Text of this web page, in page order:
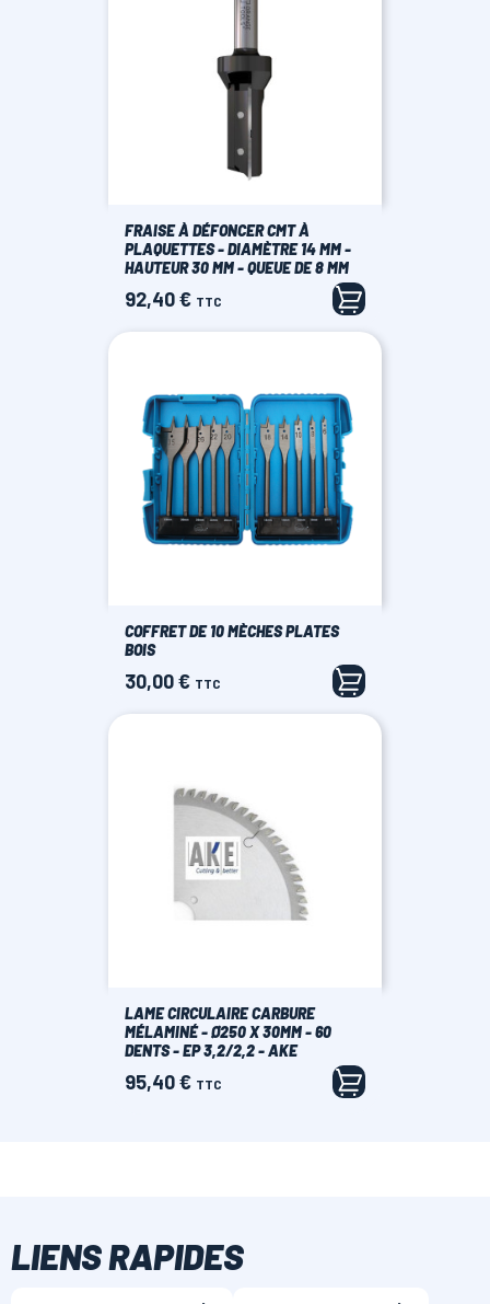
FRAISE À DÉFONCER CMT À
PLAQUETTES - DIAMÈTRE 14 MM -
HAUTEUR 30 MM - QUEUE DE 8 MM
Prix
92,40 € TTC
COFFRET DE 10 MÈCHES PLATES
BOIS
Prix
30,00 € TTC
LAME CIRCULAIRE CARBURE
MÉLAMINÉ - Ø250 X 30MM - 60
DENTS - EP 3,2/2,2 - AKE
Prix
95,40 € TTC
LIENS RAPIDES